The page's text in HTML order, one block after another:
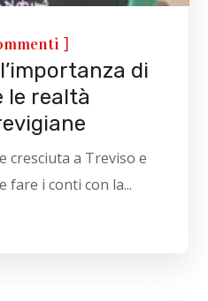
]
di
le realtà
cresciuta a Treviso e
fare i conti con la...